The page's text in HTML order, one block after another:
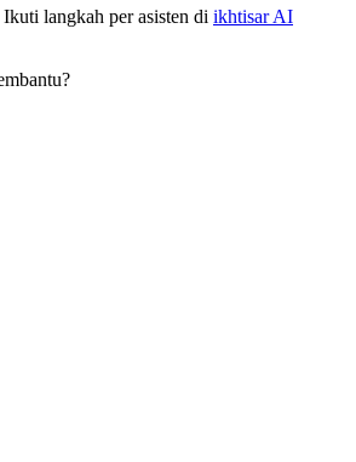
langkah per asisten di ikhtisar AI